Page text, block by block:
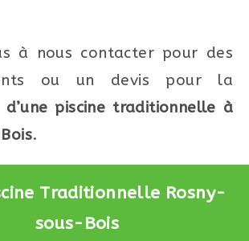
à nous contacter pour des
ou un devis pour la
d’une piscine traditionnelle à
.
Traditionnelle Rosny-
sous-Bois